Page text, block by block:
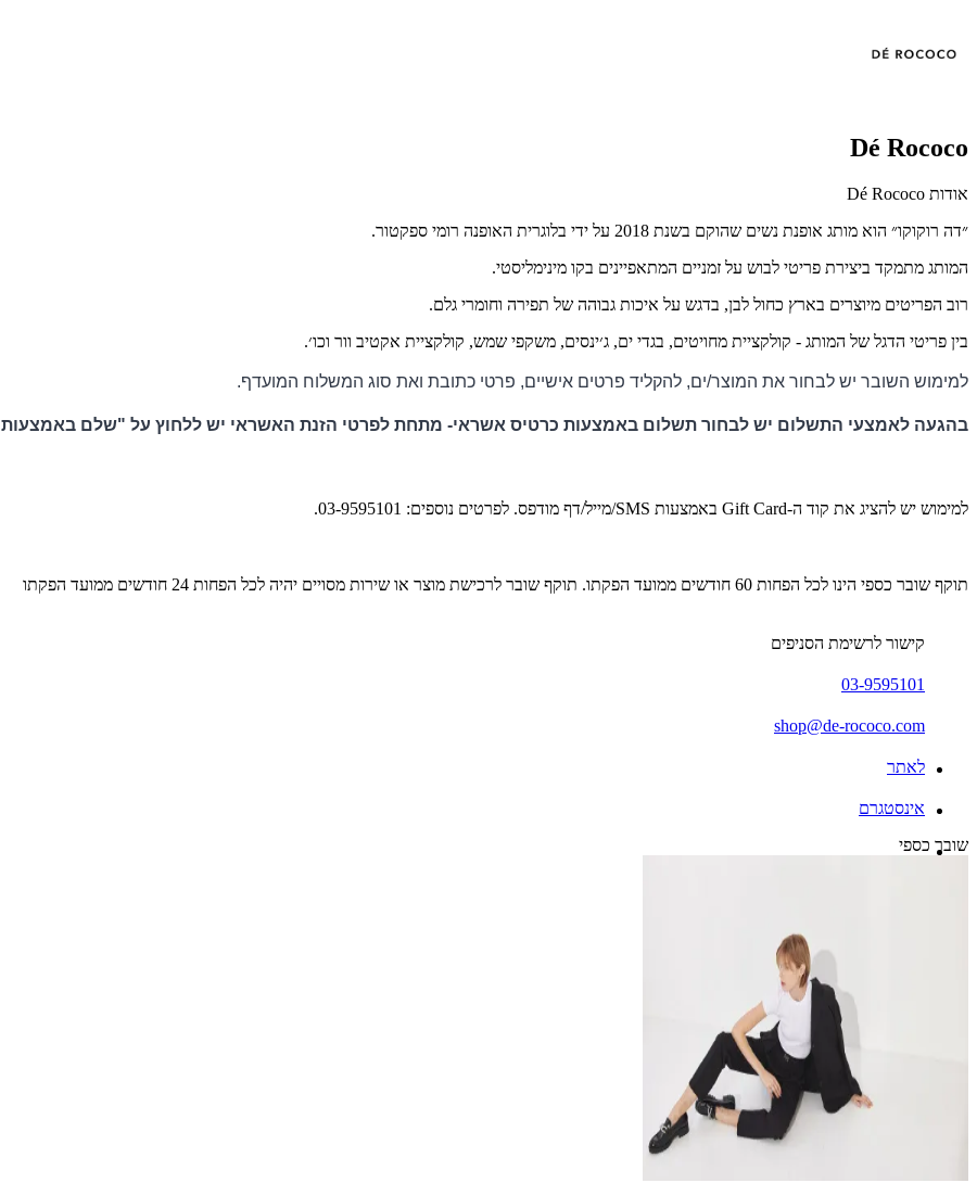
Dé Rococo
אודות Dé Rococo
״דה רוקוקו״ הוא מותג אופנת נשים שהוקם בשנת 2018 על ידי בלוגרית האופנה רומי ספקטור.
המותג מתמקד ביצירת פריטי לבוש על זמניים המתאפיינים בקו מינימליסטי.
רוב הפריטים מיוצרים בארץ כחול לבן, בדגש על איכות גבוהה של תפירה וחומרי גלם.
בין פריטי הדגל של המותג - קולקציית מחויטים, בגדי ים, ג׳ינסים, משקפי שמש, קולקציית אקטיב וור וכו׳.
למימוש השובר יש לבחור את המוצר/ים, להקליד פרטים אישיים, פרטי כתובת ואת סוג המשלוח המועדף.
בהגעה לאמצעי התשלום יש לבחור תשלום באמצעות כרטיס אשראי- מתחת לפרטי הזנת האשראי יש ללחוץ על "שלם באמצעות BUYME"
למימוש יש להציג את קוד ה-Gift Card באמצעות SMS/מייל/דף מודפס. לפרטים נוספים: 03-9595101.
תוקף שובר כספי הינו לכל הפחות 60 חודשים ממועד הפקתו. תוקף שובר לרכישת מוצר או שירות מסויים יהיה לכל הפחות 24 חודשים ממועד הפקתו
קישור לרשימת הסניפים
03-9595101
shop@de-rococo.com
לאתר
אינסטגרם
שובר כספי